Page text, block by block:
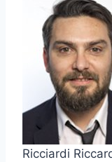
Ricciardi